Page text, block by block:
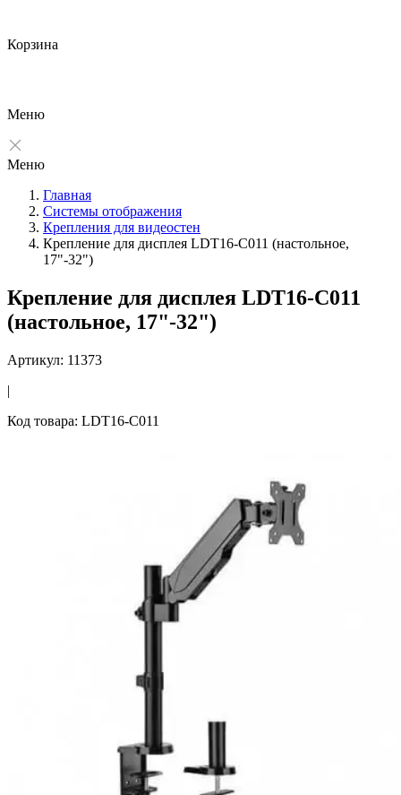
Корзина
Меню
Меню
Главная
Системы отображения
Крепления для видеостен
Крепление для дисплея LDT16-C011 (настольное,
17"-32")
Крепление для дисплея LDT16-C011
(настольное, 17"-32")
Артикул: 11373
|
Код товара: LDT16-C011